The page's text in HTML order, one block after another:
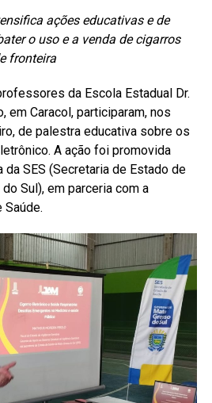
ações educativas e de
o uso e a venda de cigarros
fronteira
da Escola Estadual Dr.
em Caracol, participaram, nos
de palestra educativa sobre os
A ação foi promovida
da SES (Secretaria de Estado de
Sul), em parceria com a
Saúde.